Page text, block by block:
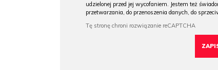
udzielonej przed jej wycofaniem. Jestem też
przetwarzania, do przenoszenia danych, do